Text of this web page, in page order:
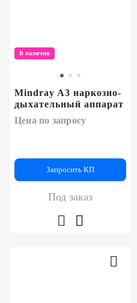
В наличии
Mindray A3 наркозно-
дыхательный аппарат
Цена по запросу
Запросить КП
Под заказ